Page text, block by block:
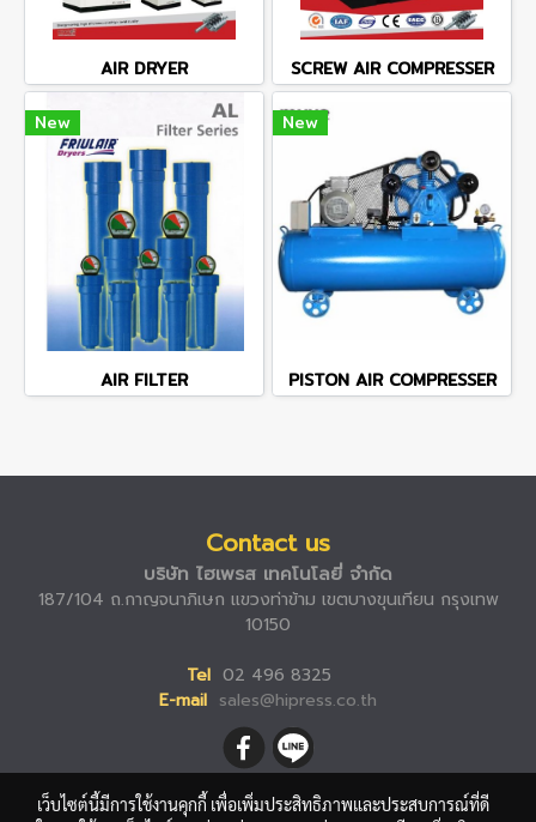
AIR DRYER SCREW AIR COMPRESSER
New
AIR FILTER
New
PISTON AIR COMPRESSER
Contact us
บริษัท ไฮเพรส เทคโนโลยี่ จำกัด
187/104 ถ.กาญจนาภิเษก แขวงท่าข้าม เขตบางขุนเทียน กรุงเทพ
10150
Tel 02 496 8325
E-mail sales@hipress.co.th
เว็บไซต์นี้มีการใช้งานคุกกี้ เพื่อเพิ่มประสิทธิภาพและประสบการณ์ที่ดี